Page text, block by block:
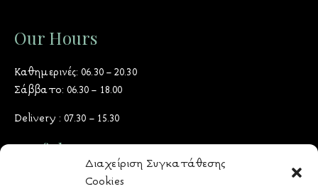
Διαχείριση Συγκατάθεσης
Cookies
Our Hours
Καθημερινές: 06.30 – 20.30
Σάββατο: 06.30 – 18.00
Delivery : 07.30 – 15.30
Useful Docs
Όροι & Προϋποθέσεις